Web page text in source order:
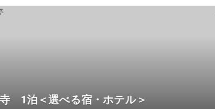
1泊＜選べる宿・ホテル＞